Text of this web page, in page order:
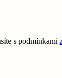
s podmínkami